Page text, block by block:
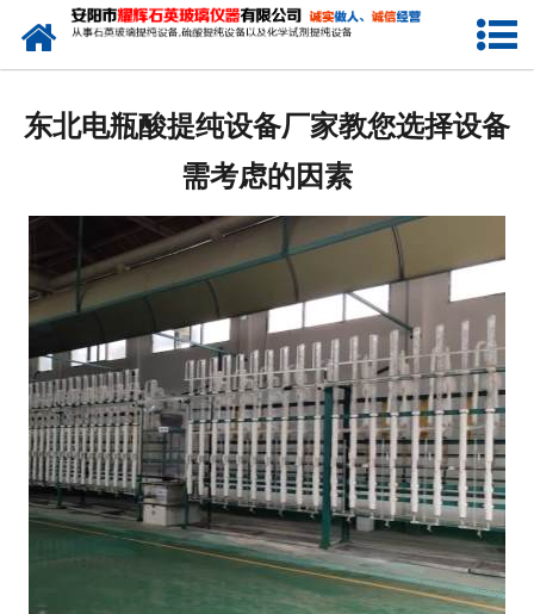
网站首页
产品中心
生产设备
工程业绩
发货展示
联系我们
东北电瓶酸提纯设备厂家教您选择设备
需考虑的因素